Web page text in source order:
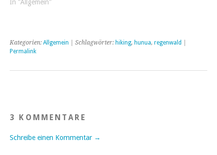
Brust genommen. Der Weg
uns inzwischen nicht mehr
abschrecken.
In "Allgemein"
Kategorien: Allgemein | Schlagwörter: hiking, hunua, regenwald
Permalink
3 KOMMENTARE
Schreibe einen Kommentar →